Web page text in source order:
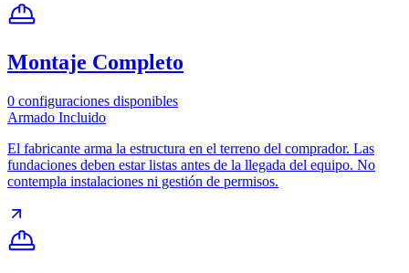
Montaje Completo
0 configuraciones disponibles
Armado Incluido
El fabricante arma la estructura en el terreno del comprador. Las
fundaciones deben estar listas antes de la llegada del equipo. No
contempla instalaciones ni gestión de permisos.